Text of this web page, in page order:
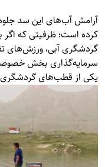
آرامش آب‌های این سد
کرده است؛ ظرفیتی که
گردشگری آبی، ورزش‌های
سرمایه‌گذاری بخش خصوصی
یکی از قطب‌های گردشگری